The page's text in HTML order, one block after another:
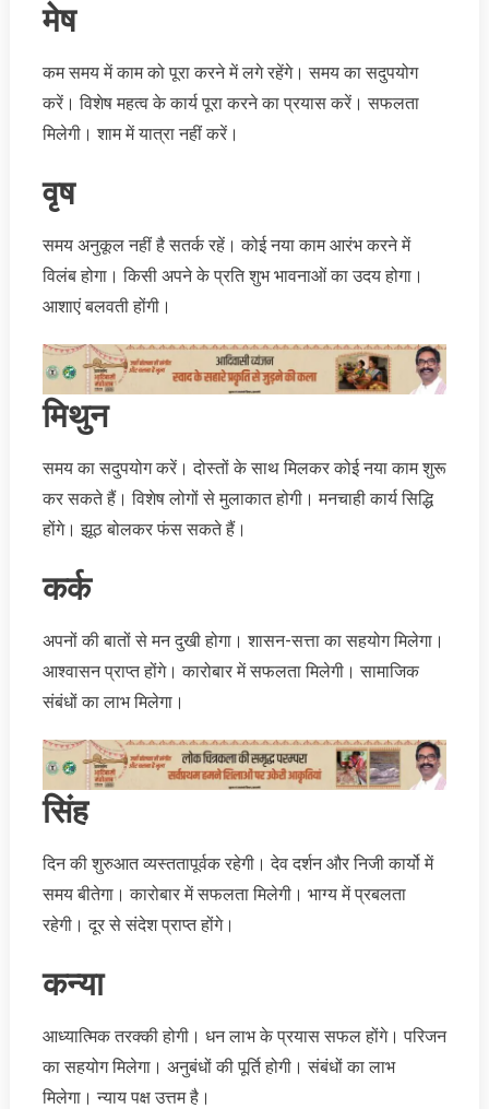
मेष
कम समय में काम को पूरा करने में लगे रहेंगे। समय का सदुपयोग
करें। विशेष महत्व के कार्य पूरा करने का प्रयास करें। सफलता
मिलेगी। शाम में यात्रा नहीं करें।
वृष
समय अनुकूल नहीं है सतर्क रहें। कोई नया काम आरंभ करने में
विलंब होगा। किसी अपने के प्रति शुभ भावनाओं का उदय होगा।
आशाएं बलवती होंगी।
मिथुन
समय का सदुपयोग करें। दोस्तों के साथ मिलकर कोई नया काम शुरू
कर सकते हैं। विशेष लोगों से मुलाकात होगी। मनचाही कार्य सिद्धि
होंगे। झूठ बोलकर फंस सकते हैं।
कर्क
अपनों की बातों से मन दुखी होगा। शासन-सत्ता का सहयोग मिलेगा।
आश्वासन प्राप्त होंगे। कारोबार में सफलता मिलेगी। सामाजिक
संबंधों का लाभ मिलेगा।
सिंह
दिन की शुरुआत व्यस्ततापूर्वक रहेगी। देव दर्शन और निजी कार्यो में
समय बीतेगा। कारोबार में सफलता मिलेगी। भाग्य में प्रबलता
रहेगी। दूर से संदेश प्राप्त होंगे।
कन्या
आध्यात्मिक तरक्की होगी। धन लाभ के प्रयास सफल होंगे। परिजन
का सहयोग मिलेगा। अनुबंधों की पूर्ति होगी। संबंधों का लाभ
मिलेगा। न्याय पक्ष उत्तम है।